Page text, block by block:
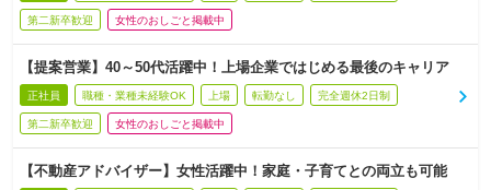
第二新卒歓迎 女性のおしごと掲載中
【提案営業】40～50代活躍中！上場企業ではじめる最後のキャリア
正社員 職種・業種未経験OK 上場 転勤なし 完全週休2日制
第二新卒歓迎 女性のおしごと掲載中
【不動産アドバイザー】女性活躍中！家庭・子育てとの両立も可能